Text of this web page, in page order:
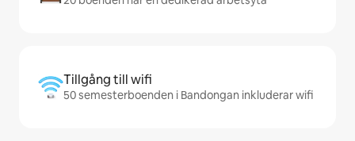
Tillgång till wifi
50 semesterboenden i Bandongan inkluderar wifi